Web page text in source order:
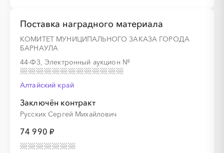
Поставка наградного материала
КОМИТЕТ МУНИЦИПАЛЬНОГО ЗАКАЗА ГОРОДА
БАРНАУЛА
44-ФЗ, Электронный аукцион №
Алтайский край
Заключён контракт
Русских Сергей Михайлович
74 990 ₽
░░ ░░░░░░ ░░░
░
░
░
░
░
░░ ░░░░░ ░░░░